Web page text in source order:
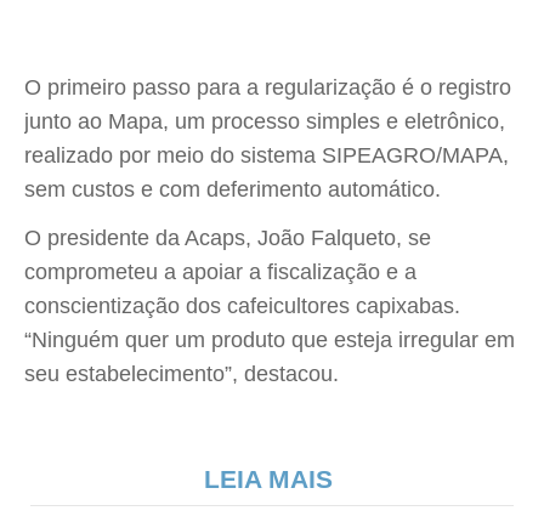
O primeiro passo para a regularização é o registro
junto ao Mapa, um processo simples e eletrônico,
realizado por meio do sistema SIPEAGRO/MAPA,
sem custos e com deferimento automático.
O presidente da Acaps, João Falqueto, se
comprometeu a apoiar a fiscalização e a
conscientização dos cafeicultores capixabas.
“Ninguém quer um produto que esteja irregular em
seu estabelecimento”, destacou.
LEIA MAIS